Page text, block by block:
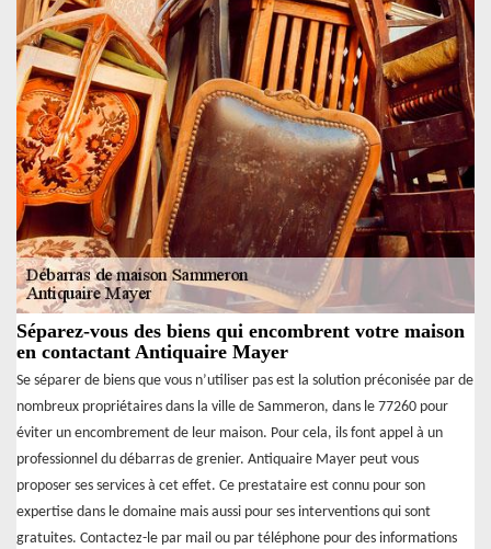
Séparez-vous des biens qui encombrent votre maison
en contactant Antiquaire Mayer
Se séparer de biens que vous n’utiliser pas est la solution préconisée par de
nombreux propriétaires dans la ville de Sammeron, dans le 77260 pour
éviter un encombrement de leur maison. Pour cela, ils font appel à un
professionnel du débarras de grenier. Antiquaire Mayer peut vous
proposer ses services à cet effet. Ce prestataire est connu pour son
expertise dans le domaine mais aussi pour ses interventions qui sont
gratuites. Contactez-le par mail ou par téléphone pour des informations